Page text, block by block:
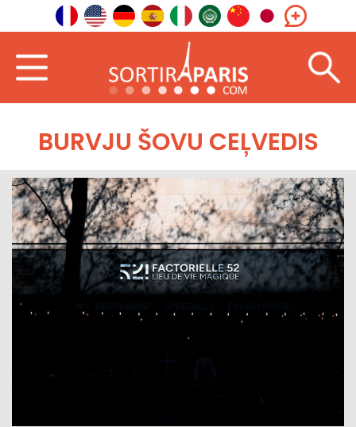
BURVJU ŠOVU CEĻVEDIS